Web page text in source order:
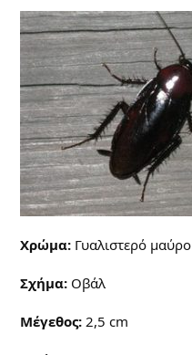
Χρώμα: Γυαλιστερό μαύρο
Σχήμα: Οβάλ
Μέγεθος:2,5 cm